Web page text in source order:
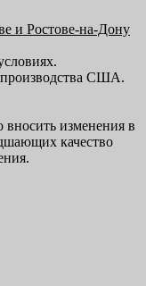
и Ростове-на-Дону
США.
вносить изменения в
качество